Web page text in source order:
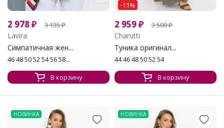
2 978₽ 3 135₽
Lavira
Симпатичная жен...
46 48 50 52 54 56 58...
В корзину
-11%
2 959₽ 3 500₽
Charutti
Туника оригинал...
44 46 48 50 52 54
В корзину
НОВИНКА НОВИНКА